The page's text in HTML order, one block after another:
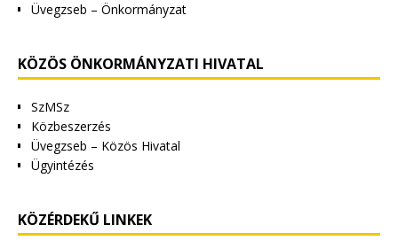
Üvegzseb – Önkormányzat
KÖZÖS ÖNKORMÁNYZATI HIVATAL
SzMSz
Közbeszerzés
Üvegzseb – Közös Hivatal
Ügyintézés
KÖZÉRDEKŰ LINKEK